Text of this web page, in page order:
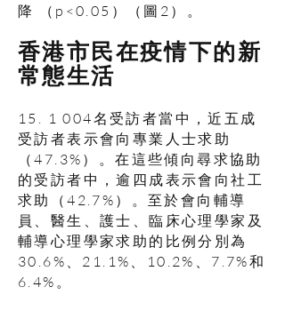
降 （p<0.05）（圖2）。
香港市民在疫情下的新
常態生活
15. 1 004名受訪者當中，近五成
受訪者表示會向專業人士求助
（47.3%）。在這些傾向尋求協助
的受訪者中，逾四成表示會向社工
求助（42.7%）。至於會向輔導
員、醫生、護士、臨床心理學家及
輔導心理學家求助的比例分別為
30.6%、21.1%、10.2%、7.7%和
6.4%。